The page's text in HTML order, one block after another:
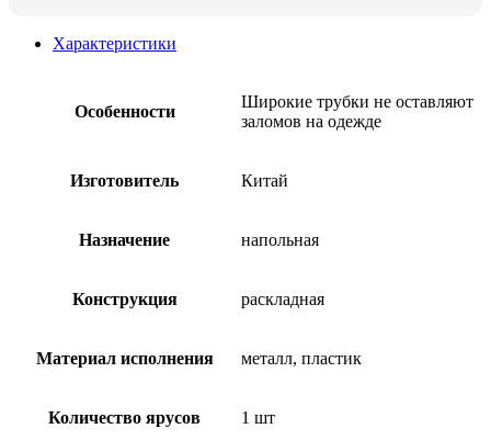
Характеристики
Особенности
Широкие трубки не оставляют
заломов на одежде
Изготовитель Китай
Назначение напольная
Конструкция раскладная
Материал исполнения металл, пластик
Количество ярусов 1 шт